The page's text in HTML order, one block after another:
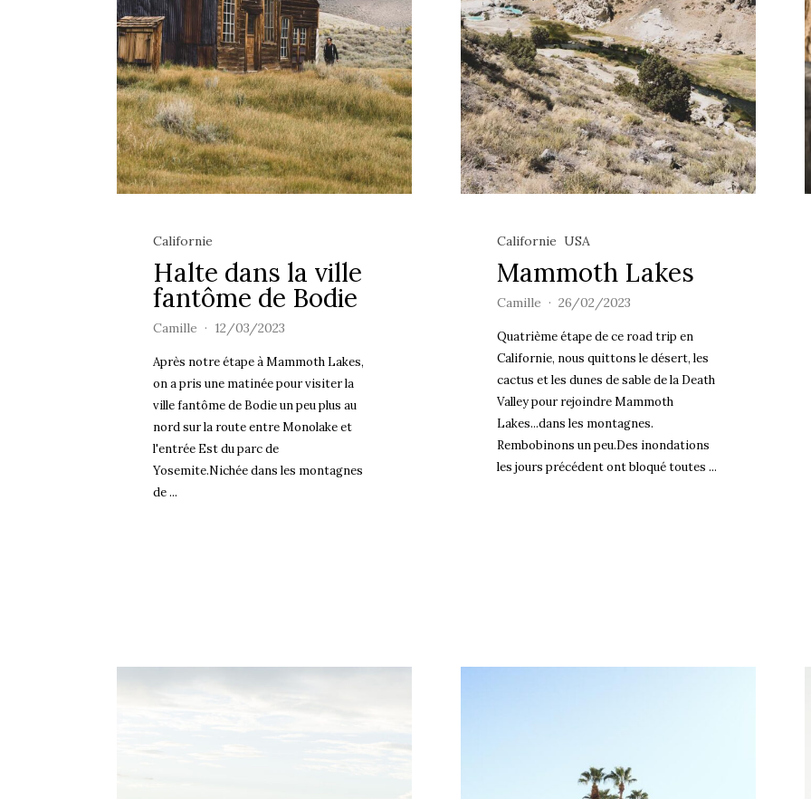
Californie
Halte dans la ville
fantôme de Bodie
Camille 12/03/2023
Après notre étape à Mammoth Lakes,
on a pris une matinée pour visiter la
ville fantôme de Bodie un peu plus au
nord sur la route entre Monolake et
l'entrée Est du parc de
Yosemite.Nichée dans les montagnes
de ...
Californie USA
Mammoth Lakes
Camille 26/02/2023
Quatrième étape de ce road trip en
Californie, nous quittons le désert, les
cactus et les dunes de sable de la Death
Valley pour rejoindre Mammoth
Lakes...dans les montagnes.
Rembobinons un peu.Des inondations
les jours précédent ont bloqué toutes ...